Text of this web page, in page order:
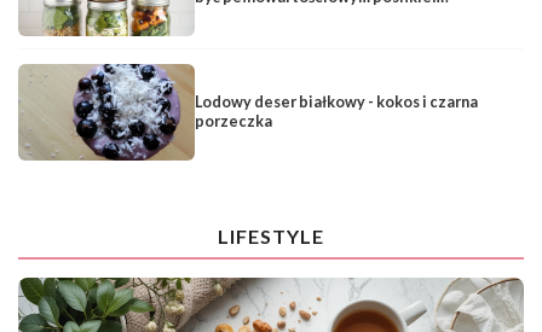
Lodowy deser białkowy - kokos i czarna
porzeczka
LIFESTYLE